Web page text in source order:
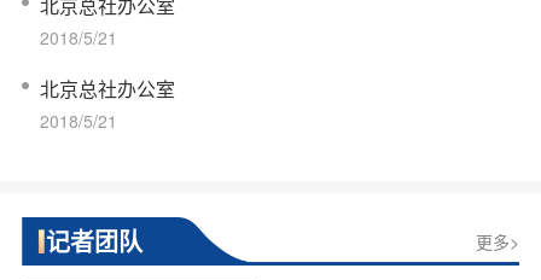
2018/5/21
北京总社办公室
2018/5/21
记者团队 更多>